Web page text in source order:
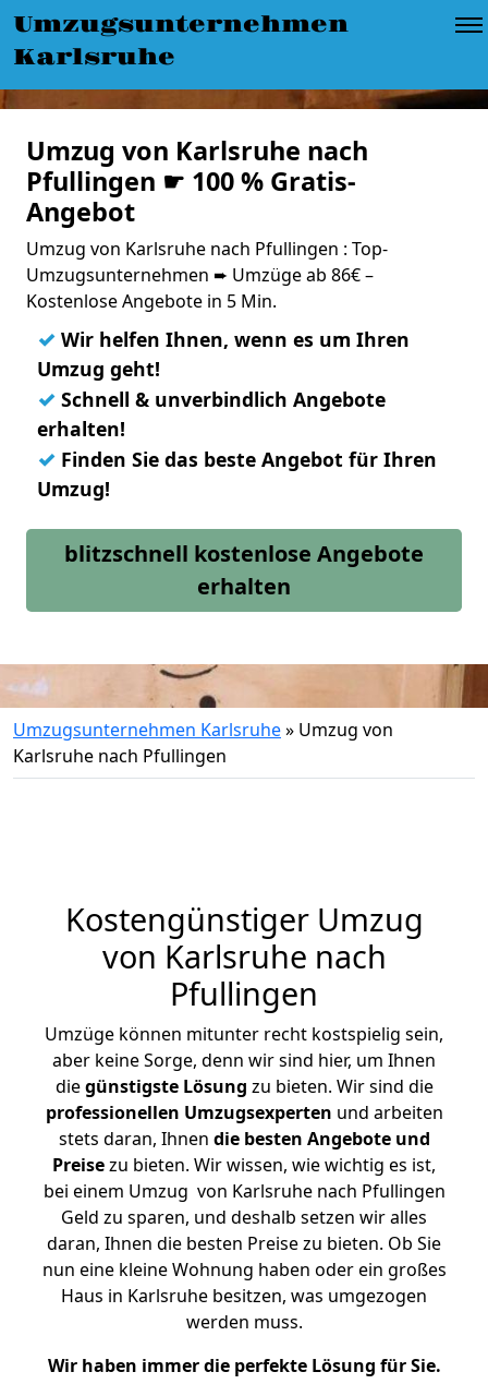
Umzugsunternehmen
Karlsruhe
Umzug von Karlsruhe nach
Pfullingen ☛ 100 % Gratis-
Angebot
Umzug von Karlsruhe nach Pfullingen : Top-
Umzugsunternehmen ➨ Umzüge ab 86€ –
Kostenlose Angebote in 5 Min.
✓ Wir helfen Ihnen, wenn es um Ihren
Umzug geht!
✓ Schnell & unverbindlich Angebote
erhalten!
✓ Finden Sie das beste Angebot für Ihren
Umzug!
blitzschnell kostenlose Angebote
erhalten
Umzugsunternehmen Karlsruhe» Umzug von
Karlsruhe nach Pfullingen
Kostengünstiger Umzug
von Karlsruhe nach
Pfullingen
Umzüge können mitunter recht kostspielig sein,
aber keine Sorge, denn wir sind hier, um Ihnen
diegünstigste Lösung zu bieten. Wir sind die
professionellen Umzugsexperten und arbeiten
stets daran, Ihnen die besten Angebote und
Preisezu bieten. Wir wissen, wie wichtig es ist,
bei einem Umzug von Karlsruhe nach Pfullingen
Geld zu sparen, und deshalb setzen wir alles
daran, Ihnen die besten Preise zu bieten. Ob Sie
nun eine kleine Wohnung haben oder ein großes
Haus in Karlsruhe besitzen, was umgezogen
werden muss.
Wir haben immer die perfekte Lösung für Sie.